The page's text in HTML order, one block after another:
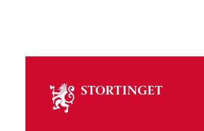
stortinget